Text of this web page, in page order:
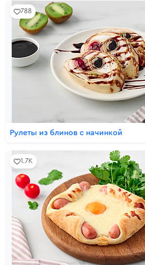
788
Рулеты из блинов с начинкой
1.7K